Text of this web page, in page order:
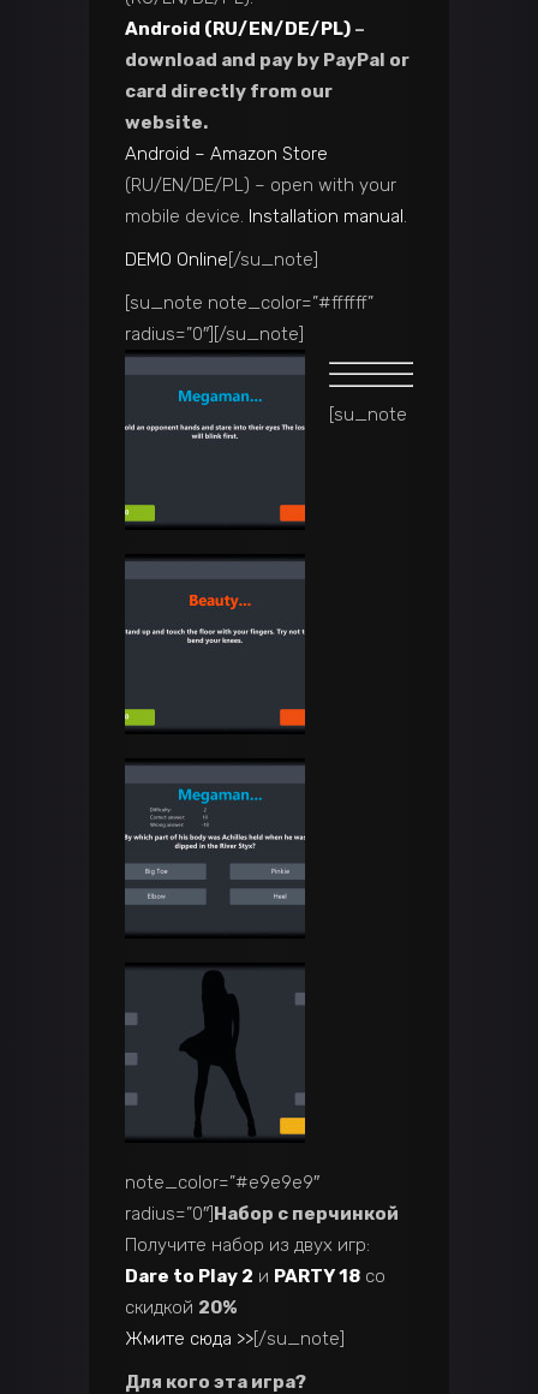
Android (RU/EN/DE/PL) –
download and pay by PayPal or
card directly from our
website.
Android – Amazon Store
(RU/EN/DE/PL) – open with your
mobile device. Installation manual.
DEMO Online[/su_note]
[su_note note_color=”#ffffff”
radius=”0″] [/su_note]
[su_note
note_color=”#e9e9e9″
radius=”0″]Набор с перчинкой
Получите набор из двух игр:
Dare to Play 2 и PARTY 18 со
скидкой 20%
Жмите сюда >>[/su_note]
Для кого эта игра?